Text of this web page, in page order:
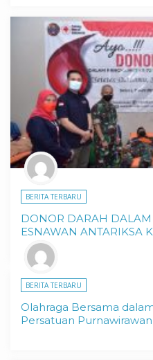
BERITA TERBARU
DONOR DARAH
ESNAWAN ANTARIKSA
BERITA TERBARU
Olahraga Bersama
Persatuan